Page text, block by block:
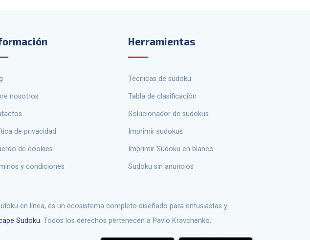
nosotros
de privacidad
de cookies
y condiciones
Herramientas
tecnicas de sudoku
Tabla de clasificación
solucionador de sudokus
Imprimir sudokus
Imprimir Sudoku en blanco
Sudoku sin anuncios
Sudoku. Todos los derechos pertenecen a Pavlo Kravchenko.